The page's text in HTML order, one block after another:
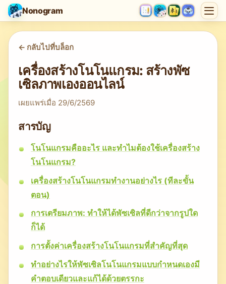
Nonogram
<- กลับไปที่บล็อก
เครื่องสร้างโนโนแกรม: สร้างพัซ
เซิลภาพเองออนไลน์
เผยแพร่เมื่อ 29/6/2569
สารบัญ
โนโนแกรมคืออะไร และทำไมต้องใช้เครื่องสร้าง
โนโนแกรม?
เครื่องสร้างโนโนแกรมทำงานอย่างไร (ทีละขั้น
ตอน)
การเตรียมภาพ: ทำให้ได้พัซเซิลที่ดีกว่าจากรูปใด
ก็ได้
การตั้งค่าเครื่องสร้างโนโนแกรมที่สำคัญที่สุด
ทำอย่างไรให้พัซเซิลโนโนแกรมแบบกำหนดเองมี
คำตอบเดียวและแก้ได้ด้วยตรรกะ